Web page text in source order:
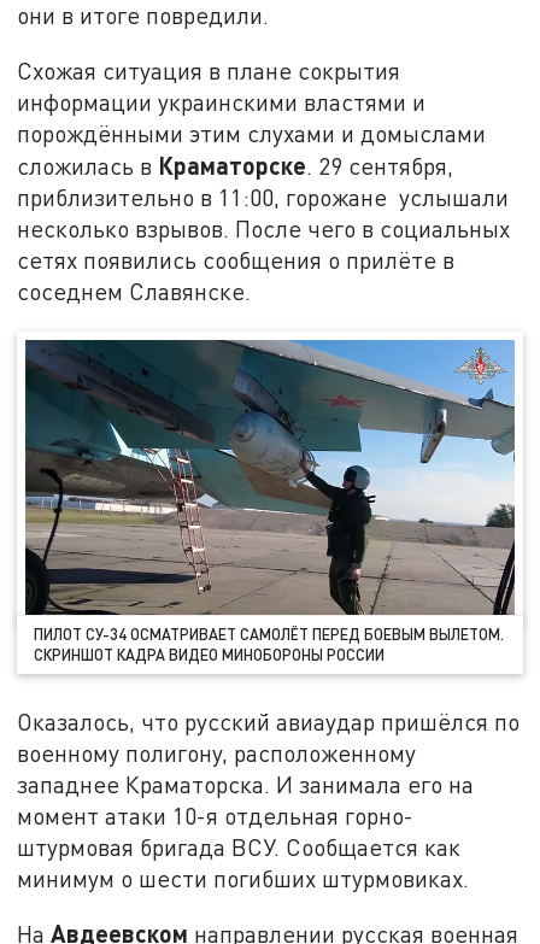
они в итоге повредили.
Схожая ситуация в плане сокрытия
информации украинскими властями и
порождёнными этим слухами и домыслами
сложилась в Краматорске. 29 сентября,
приблизительно в 11:00, горожане услышали
несколько взрывов. После чего в социальных
сетях появились сообщения о прилёте в
соседнем Славянске.
ПИЛОТ СУ-34 ОСМАТРИВАЕТ САМОЛЁТ ПЕРЕД БОЕВЫМ ВЫЛЕТОМ.
СКРИНШОТ КАДРА ВИДЕО МИНОБОРОНЫ РОССИИ
Оказалось, что русский авиаудар пришёлся по
военному полигону, расположенному
западнее Краматорска. И занимала его на
момент атаки 10-я отдельная горно-
штурмовая бригада ВСУ. Сообщается как
минимум о шести погибших штурмовиках.
НаАвдеевском направлении русская военная